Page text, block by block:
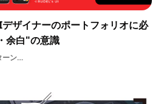
ザイナーのポートフォリオに必
余白"の意識
ザイナー【PR】ルーデル